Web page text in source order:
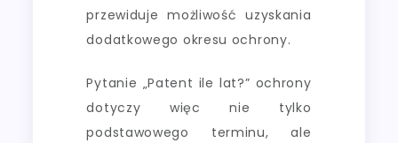
przewiduje możliwość uzyskania
dodatkowego okresu ochrony.
Pytanie „Patent ile lat?” ochrony
dotyczy więc nie tylko
podstawowego terminu, ale